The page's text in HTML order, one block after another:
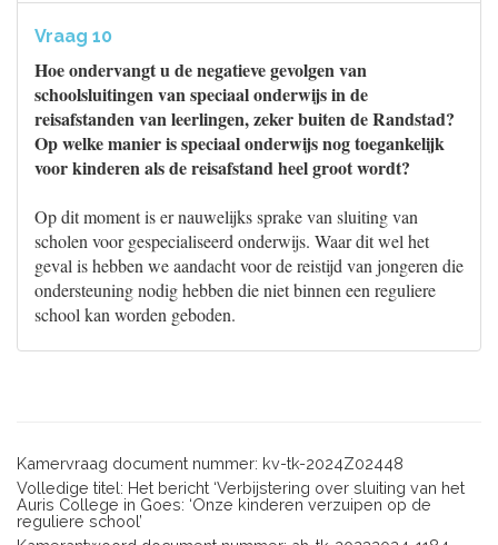
Vraag 10
Hoe ondervangt u de negatieve gevolgen van
schoolsluitingen van speciaal onderwijs in de
reisafstanden van leerlingen, zeker buiten de Randstad?
Op welke manier is speciaal onderwijs nog toegankelijk
voor kinderen als de reisafstand heel groot wordt?
Op dit moment is er nauwelijks sprake van sluiting van
scholen voor gespecialiseerd onderwijs. Waar dit wel het
geval is hebben we aandacht voor de reistijd van jongeren die
ondersteuning nodig hebben die niet binnen een reguliere
school kan worden geboden.
Kamervraag document nummer: kv-tk-2024Z02448
Volledige titel: Het bericht ‘Verbijstering over sluiting van het
Auris College in Goes: ‘Onze kinderen verzuipen op de
reguliere school’